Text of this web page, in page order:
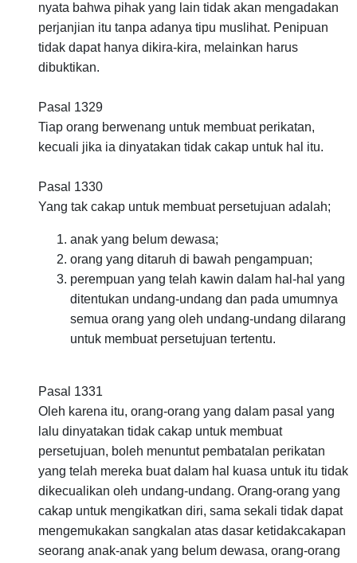
nyata bahwa pihak yang lain tidak akan mengadakan
perjanjian itu tanpa adanya tipu muslihat. Penipuan
tidak dapat hanya dikira-kira, melainkan harus
dibuktikan.
Pasal 1329
Tiap orang berwenang untuk membuat perikatan,
kecuali jika ia dinyatakan tidak cakap untuk hal itu.
Pasal 1330
Yang tak cakap untuk membuat persetujuan adalah;
anak yang belum dewasa;
orang yang ditaruh di bawah pengampuan;
perempuan yang telah kawin dalam hal-hal yang
ditentukan undang-undang dan pada umumnya
semua orang yang oleh undang-undang dilarang
untuk membuat persetujuan tertentu.
Pasal 1331
Oleh karena itu, orang-orang yang dalam pasal yang
lalu dinyatakan tidak cakap untuk membuat
persetujuan, boleh menuntut pembatalan perikatan
yang telah mereka buat dalam hal kuasa untuk itu tidak
dikecualikan oleh undang-undang. Orang-orang yang
cakap untuk mengikatkan diri, sama sekali tidak dapat
mengemukakan sangkalan atas dasar ketidakcakapan
seorang anak-anak yang belum dewasa, orang-orang